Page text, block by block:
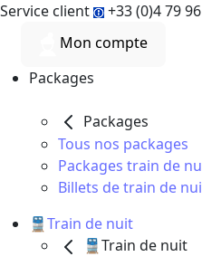
Service client
+33 (0)4 79
Mon compte
Packages
Packages
Tous nos packages
Packages train de
Billets de train de
🚆Train de nuit
🚆Train de nuit